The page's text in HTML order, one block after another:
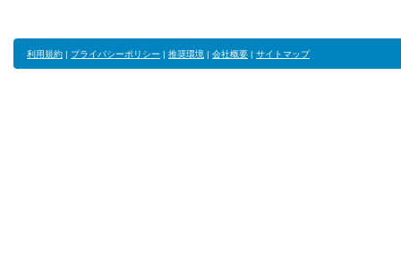
利用規約 | プライバシーポリシー | 推奨環境 | 会社概要 | サイトマップ